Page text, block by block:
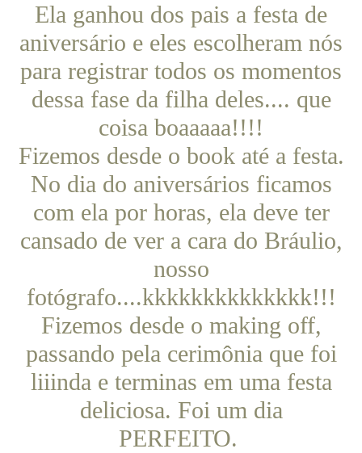
Ela ganhou dos pais a festa de
aniversário e eles escolheram nós
para registrar todos os momentos
dessa fase da filha deles.... que
coisa boaaaaa!!!!
Fizemos desde o book até a festa.
No dia do aniversários ficamos
com ela por horas, ela deve ter
cansado de ver a cara do Bráulio,
nosso
fotógrafo....kkkkkkkkkkkkkk!!!
Fizemos desde o making off,
passando pela cerimônia que foi
liiinda e terminas em uma festa
deliciosa. Foi um dia
PERFEITO.